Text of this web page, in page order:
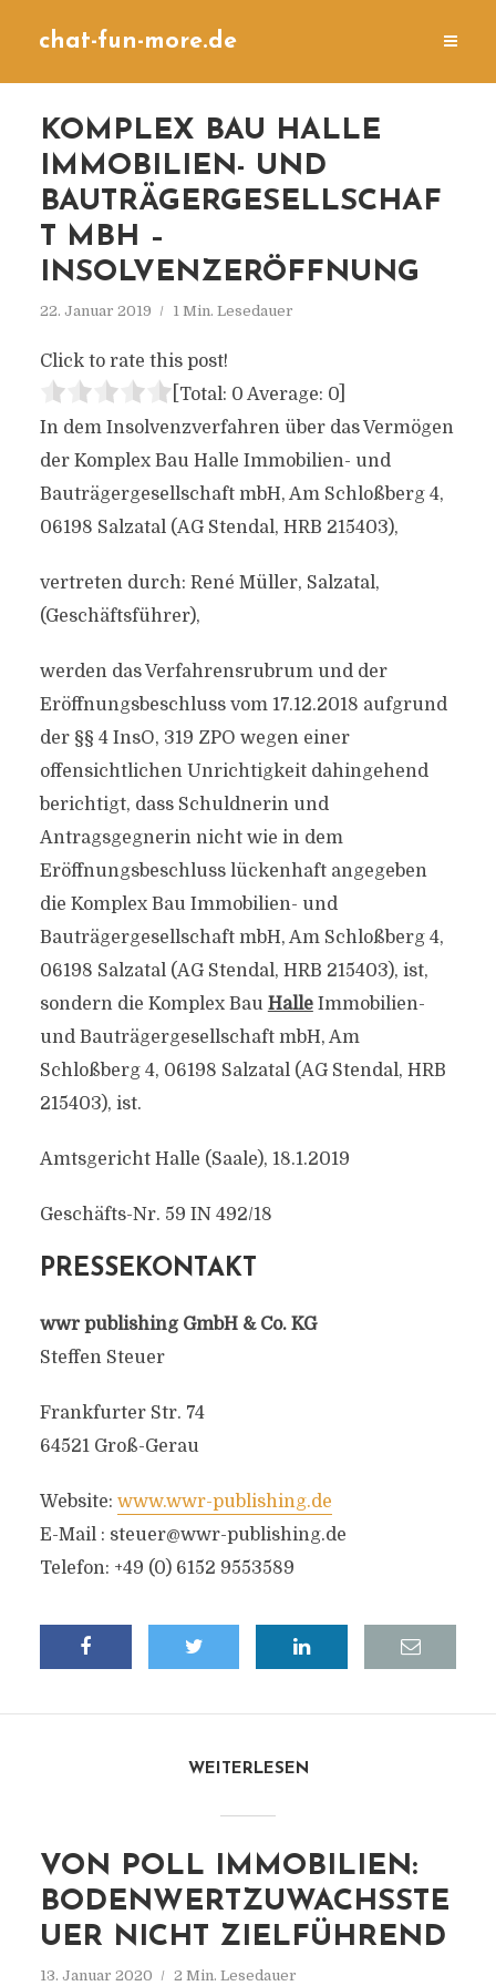
chat-fun-more.de
KOMPLEX BAU HALLE
IMMOBILIEN- UND
BAUTRÄGERGESELLSCHAF
T MBH –
INSOLVENZERÖFFNUNG
22. Januar 2019 1 Min. Lesedauer
Click to rate this post!
[Total: 0 Average: 0]
In dem Insolvenzverfahren über das Vermögen
der Komplex Bau Halle Immobilien- und
Bauträgergesellschaft mbH, Am Schloßberg 4,
06198 Salzatal (AG Stendal, HRB 215403),
vertreten durch: René Müller, Salzatal,
(Geschäftsführer),
werden das Verfahrensrubrum und der
Eröffnungsbeschluss vom 17.12.2018 aufgrund
der §§ 4 InsO, 319 ZPO wegen einer
offensichtlichen Unrichtigkeit dahingehend
berichtigt, dass Schuldnerin und
Antragsgegnerin nicht wie in dem
Eröffnungsbeschluss lückenhaft angegeben
die Komplex Bau Immobilien- und
Bauträgergesellschaft mbH, Am Schloßberg 4,
06198 Salzatal (AG Stendal, HRB 215403), ist,
sondern die Komplex Bau HalleImmobilien-
und Bauträgergesellschaft mbH, Am
Schloßberg 4, 06198 Salzatal (AG Stendal, HRB
215403), ist.
Amtsgericht Halle (Saale), 18.1.2019
Geschäfts-Nr. 59 IN 492/18
PRESSEKONTAKT
wwr publishing GmbH & Co. KG
Steffen Steuer
Frankfurter Str. 74
64521 Groß-Gerau
Website: www.wwr-publishing.de
E-Mail : steuer@wwr-publishing.de
Telefon: +49 (0) 6152 9553589
WEITERLESEN
VON POLL IMMOBILIEN:
BODENWERTZUWACHSSTE
UER NICHT ZIELFÜHREND
13. Januar 2020 2 Min. Lesedauer